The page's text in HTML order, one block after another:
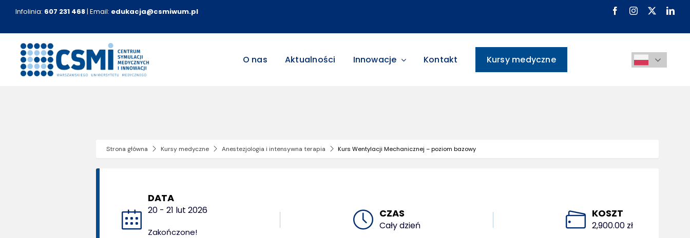
zawartości
Infolinia: 607 231 468| Email: edukacja@csmiwum.pl
O nas Aktualności Innowacje Kontakt Kursy medyczne
Strona główna Kursy medyczne Anestezjologia i intensywna terapia Kurs Wentylacji Mechanicznej – poziom bazowy
DATA
20 - 21 lut 2026
Zakończone!
CZAS
Cały dzień
KOSZT
2,900.00 zł